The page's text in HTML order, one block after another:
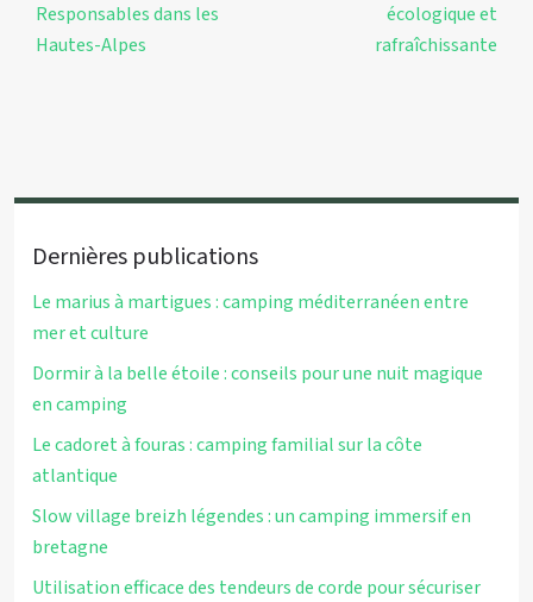
Responsables dans les
Hautes-Alpes
écologique et
rafraîchissante
Dernières publications
Le marius à martigues : camping méditerranéen entre
mer et culture
Dormir à la belle étoile : conseils pour une nuit magique
en camping
Le cadoret à fouras : camping familial sur la côte
atlantique
Slow village breizh légendes : un camping immersif en
bretagne
Utilisation efficace des tendeurs de corde pour sécuriser